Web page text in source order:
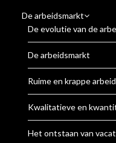
De arbeidsmarkt
De evolutie van de
De arbeidsmarkt
Ruime en krappe
Kwalitatieve en
Het ontstaan van